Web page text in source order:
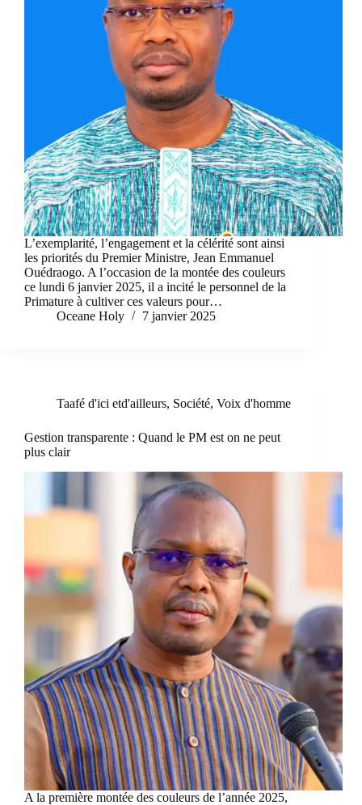
L’exemplarité, l’engagement et la célérité sont ainsi
les priorités du Premier Ministre, Jean Emmanuel
Ouédraogo. A l’occasion de la montée des couleurs
ce lundi 6 janvier 2025, il a incité le personnel de la
Primature à cultiver ces valeurs pour…
Oceane Holy
7 janvier 2025
Taafé d'ici etd'ailleurs, Société, Voix d'homme
Gestion transparente : Quand le PM est on ne peut
plus clair
A la première montée des couleurs de l’année 2025,